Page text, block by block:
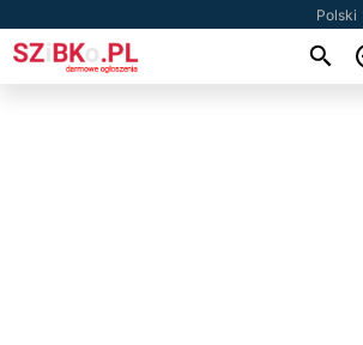
Polski